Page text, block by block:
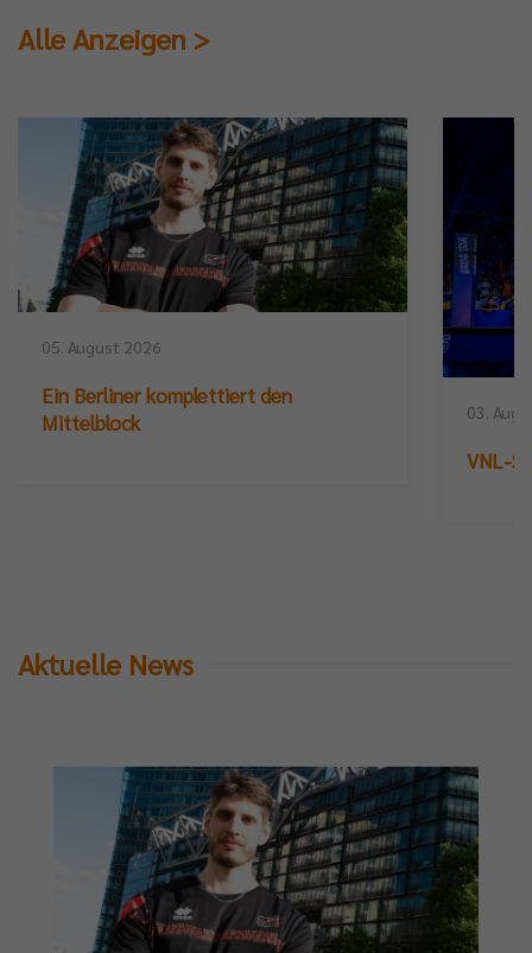
Alle Anzeigen >
05. August 2026
Ein Berliner komplettiert den
Mittelblock
03.
VNL-
Aktuelle News